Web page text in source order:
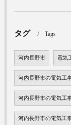
タグ Tags
河内長野市 電気
河内長野市の電気工
河内長野市の電気工
河内長野市の電気工